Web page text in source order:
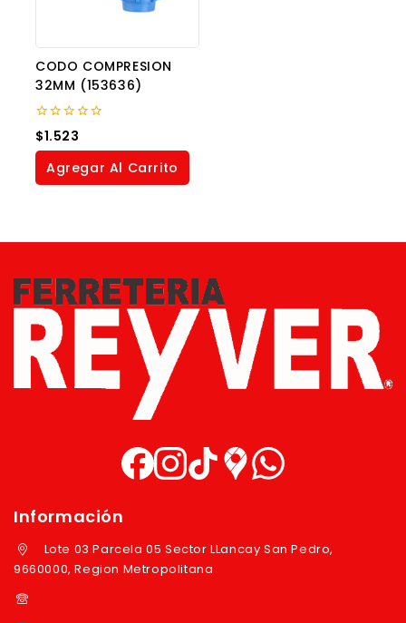
CODO COMPRESION
32MM (153636)
0
out
of
$1.523
Agregar Al Carrito
Información
Lote 03 Parcela 05 Sector LLancay San Pedro,
9660000, Region Metropolitana